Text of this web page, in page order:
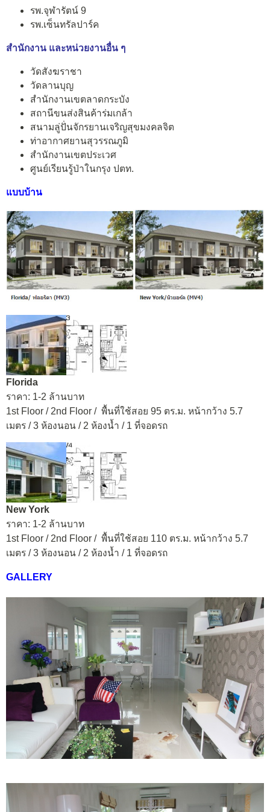
รพ.จุฬารัตน์ 9
รพ.เซ็นทรัลปาร์ค
สำนักงาน และหน่วยงานอื่น ๆ
วัดสังฆราชา
วัดลานบุญ
สำนักงานเขตลาดกระบัง
สถานีขนส่งสินค้าร่มเกล้า
สนามลู่ปั่นจักรยานเจริญสุขมงคลจิต
ท่าอากาศยานสุวรรณภูมิ
สำนักงานเขตประเวศ
ศูนย์เรียนรู้ป่าในกรุง ปตท.
แบบบ้าน
Florida
ราคา: 1-2 ล้านบาท
1st Floor / 2nd Floor / พื้นที่ใช้สอย 95 ตร.ม. หน้ากว้าง 5.7
เมตร / 3 ห้องนอน / 2 ห้องน้ำ / 1 ที่จอดรถ
New York
ราคา: 1-2 ล้านบาท
1st Floor / 2nd Floor / พื้นที่ใช้สอย 110 ตร.ม. หน้ากว้าง 5.7
เมตร / 3 ห้องนอน / 2 ห้องน้ำ / 1 ที่จอดรถ
GALLERY